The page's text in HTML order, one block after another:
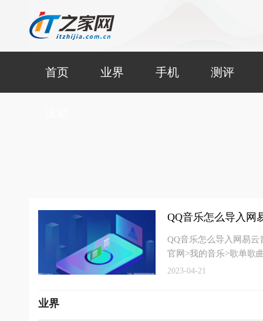
首页 业界 手机 测评
QQ音乐怎么导入网易云
官网>我的音乐>歌单歌
2023-04-21
业界